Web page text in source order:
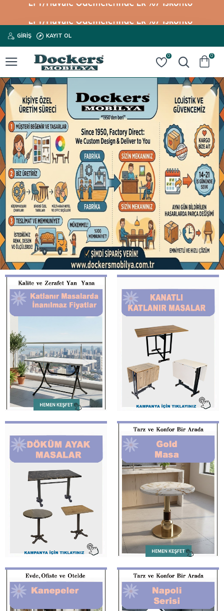
GIRIŞ KAYIT OL
0 0